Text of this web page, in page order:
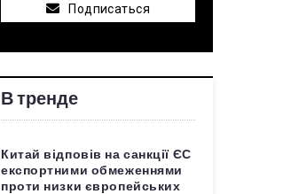
Подписаться
В тренде
Китай відповів на санкції ЄС
експортними обмеженнями
проти низки європейських